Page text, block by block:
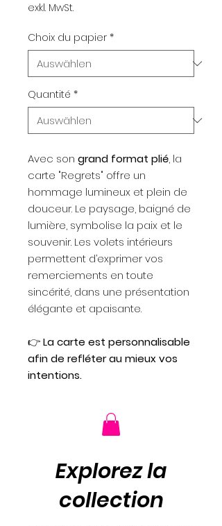
exkl. MwSt.
Choix du papier *
Quantité *
Avec son grand format plié, la
carte "Regrets" offre un
hommage lumineux et plein de
douceur. Le paysage, baigné de
lumière, symbolise la paix et le
souvenir. Les volets intérieurs
permettent d’exprimer vos
remerciements en toute
sincérité, dans une présentation
élégante et apaisante.
👉La carte est personnalisable
afin de refléter au mieux vos
intentions.
Explorez la
collection